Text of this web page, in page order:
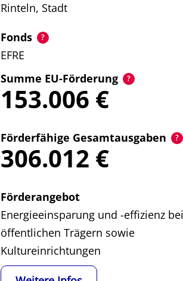
Rinteln, Stadt
Fonds
EFRE
Summe EU-Förderung
153.006
Förderfähige Gesamtausgaben
306.012
Förderangebot
Energieeinsparung und -effizienz bei
öffentlichen Trägern sowie
Kultureinrichtungen